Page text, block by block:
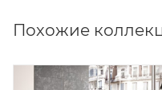
Похожие